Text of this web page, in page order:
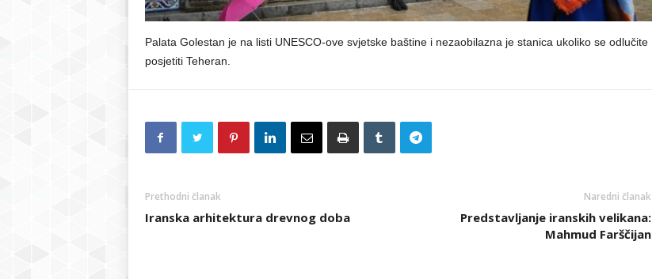
Palata Golestan je na listi UNESCO-ove svjetske baštine i nezaobilazna je stanica ukoliko se odlučite
posjetiti Teheran.
Prethodni članak
Iranska arhitektura drevnog doba
Naredni članak
Predstavljanje iranskih velikana:
Mahmud Farščijan